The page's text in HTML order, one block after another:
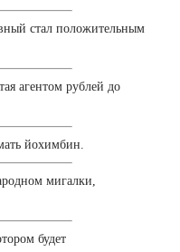
стал положительным
агентом рублей до
йохимбин.
мигалки,
будет